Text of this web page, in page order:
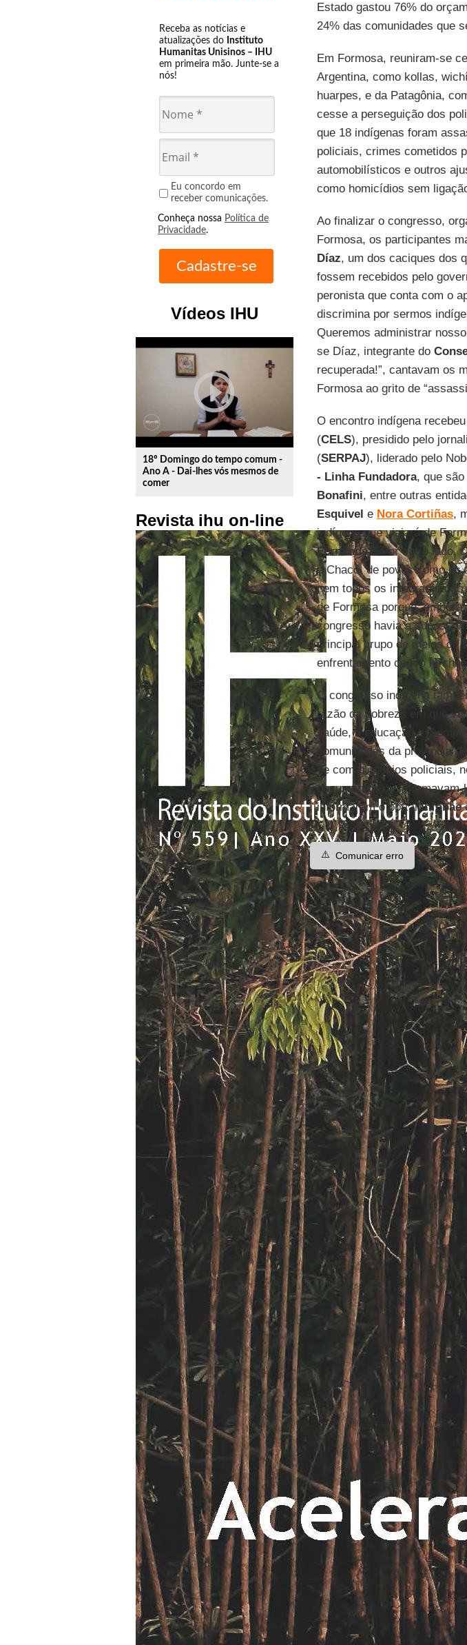
Receba as notícias e
atualizações do Instituto
Humanitas Unisinos – IHU
em primeira mão. Junte-se a
nós!
Eu concordo em
receber comunicações.
Conheça nossa Política de
Privacidade.
Vídeos IHU
play_circle_outline
18º Domingo do tempo comum -
Ano A - Dai-lhes vós mesmos de
comer
Revista ihu on-line
Estado gastou 76% do
24% das comunidades que
Em Formosa, reuniram-se
Argentina, como kollas,
huarpes, e da Patagônia,
cesse a perseguição dos
que 18 indígenas foram
policiais, crimes cometidos
automobilísticos e outros
como homicídios sem
Ao finalizar o congresso,
Formosa, os participantes
Díaz, um dos caciques dos
fossem recebidos pelo
peronista que conta com o
discrimina por sermos
Queremos administrar
se Díaz, integrante do
recuperada!”, cantavam os
Formosa ao grito de
O encontro indígena
(CELS), presidido pelo
(SERPAJ), liderado pelo
- Linha Fundadora, que
Bonafini, entre outras
Esquivel e Nora Cortiñas,
indígena que viajará de
Fernández
. Por outro lado,
e Chaco, de povos como
nem todos os integrantes do
de Formosa porque,
congresso havia a suposta
principal grupo de meios de
enfrentamento com o
O congresso indígena
razão da pobreza em que
saúde, a educação e o
comunidades da província
se com bloqueios policiais,
documentos ou
informaram o portalInfobae
⚠️ Comunicar erro